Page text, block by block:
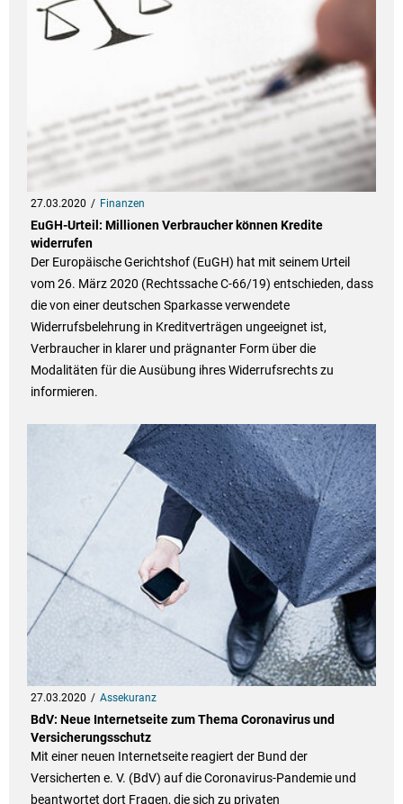
27.03.2020 Finanzen
EuGH-Urteil: Millionen Verbraucher können Kredite
widerrufen
Der Europäische Gerichtshof (EuGH) hat mit seinem Urteil
vom 26. März 2020 (Rechtssache C-66/19) entschieden, dass
die von einer deutschen Sparkasse verwendete
Widerrufsbelehrung in Kreditverträgen ungeeignet ist,
Verbraucher in klarer und prägnanter Form über die
Modalitäten für die Ausübung ihres Widerrufsrechts zu
informieren.
27.03.2020 Assekuranz
BdV: Neue Internetseite zum Thema Coronavirus und
Versicherungsschutz
Mit einer neuen Internetseite reagiert der Bund der
Versicherten e. V. (BdV) auf die Coronavirus-Pandemie und
beantwortet dort Fragen, die sich zu privaten